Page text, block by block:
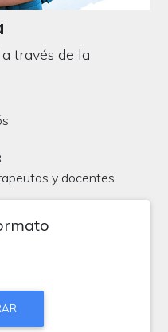
través de la
y docentes